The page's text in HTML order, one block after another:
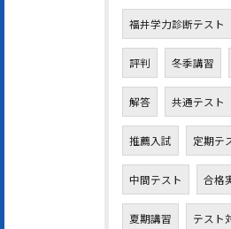
福井学力診断テスト
評判 冬季講習
解答 共通テスト
推薦入試 定期テ
中間テスト 合格
夏期講習 テスト